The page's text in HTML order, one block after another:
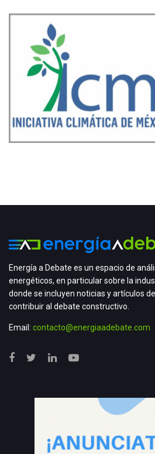
Energía a Debate es un espacio de
energéticos, en particular sobre la
donde se incluyen noticias y artículos
contribuir al debate constructivo.
Email: contacto@energiaadebate.com